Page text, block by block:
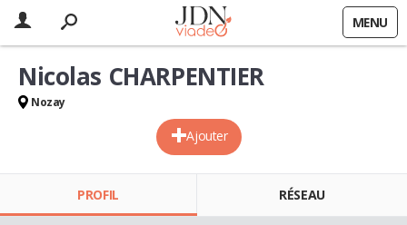
MENU
Ajouter
Nicolas CHARPENTIER
Nozay
PROFIL RÉSEAU